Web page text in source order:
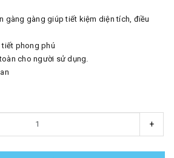
gàng gàng giúp tiết kiệm diện tích, điều
tiết phong phú
cho người sử dụng.
+